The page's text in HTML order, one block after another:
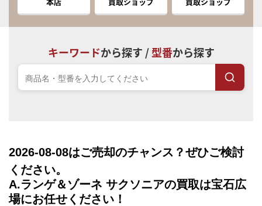
キーワードから探す /型番から探す
2026-08-08はご売却のチャンス？ぜひご検討
ください。
A.ランゲ＆ゾーネ サクソニアの買取は宝石広
場にお任せください！